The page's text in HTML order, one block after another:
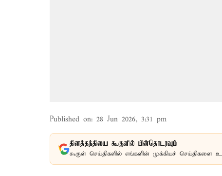
Published on: 28 Jun 2026, 3:31 pm
தினத்தந்தியை கூகுளில் பின்தொடரவும்
கூகுள் செய்திகளில் எங்களின் முக்கியச் செய்திகளை